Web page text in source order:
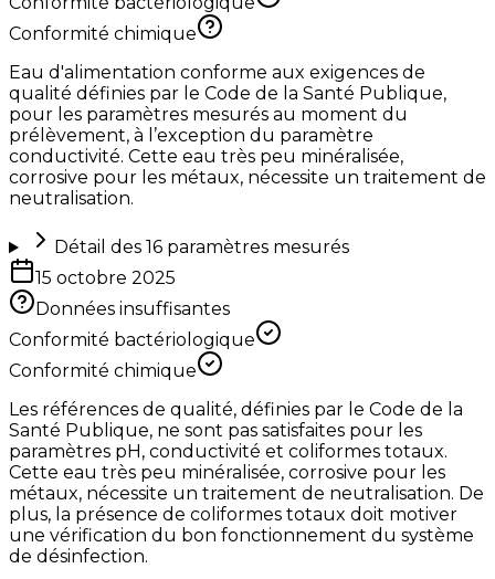
Conformité chimique
Eau d'alimentation conforme aux exigences de
qualité définies par le Code de la Santé Publique,
pour les paramètres mesurés au moment du
prélèvement, à l’exception du paramètre
conductivité. Cette eau très peu minéralisée,
corrosive pour les métaux, nécessite un traitement de
neutralisation.
Détail des 16paramètres mesurés
15 octobre 2025
Données insuffisantes
Conformité bactériologique
Conformité chimique
Les références de qualité, définies par le Code de la
Santé Publique, ne sont pas satisfaites pour les
paramètres pH, conductivité et coliformes totaux.
Cette eau très peu minéralisée, corrosive pour les
métaux, nécessite un traitement de neutralisation. De
plus, la présence de coliformes totaux doit motiver
une vérification du bon fonctionnement du système
de désinfection.